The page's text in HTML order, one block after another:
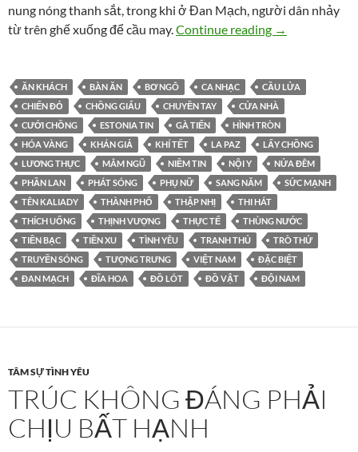
nung nóng thanh sắt, trong khi ở Đan Mạch, người dân nhảy
từ trên ghế xuống để cầu may.Continue reading 10 kiểu đón
→
ĂN KHÁCH BÀN ĂN BƠ NGÔ CA NHẠC
CẦU LỬA
CHIẾN ĐỎ
CHỒNG GIẤU CHUYỀN TAY
CỬA NHÀ
CƯỚI CHỒNG
ESTONIA TIN GÀ TIẾN
HÌNH TRÒN
HÓA VÀNG
KHÁN GIẢ KHÍ TẾT LA PAZ
LẤY CHỒNG
LƯƠNG THỰC
MÂM NGŨ NIỀM TIN NỘI Y
NỬA ĐÊM
PHẦN LAN
PHÁT SÓNG PHỤ NỮ SANG NĂM
SỨC MẠNH
TÊN KALIADY
THÀNH PHỐ THẬP NHỊ
THI HÁT
THÍCH UỐNG
THỊNH VƯỢNG THỰC TẾ
THÙNG NƯỚC
TIỀN BẠC
TIỀN XU TÌNH YÊU TRANH THỦ
TRÒ THỨ
TRUYỀN SÓNG
TƯỢNG TRƯNG VIỆT NAM
ĐẶC BIỆT
ĐAN MẠCH
ĐĨA HOA ĐỒ LÓT ĐỒ VẬT ĐỘI NAM
TÂM SỰ TÌNH YÊU
TRÚC KHÔNG ĐÁNG PHẢI
CHỊU BẤT HẠNH